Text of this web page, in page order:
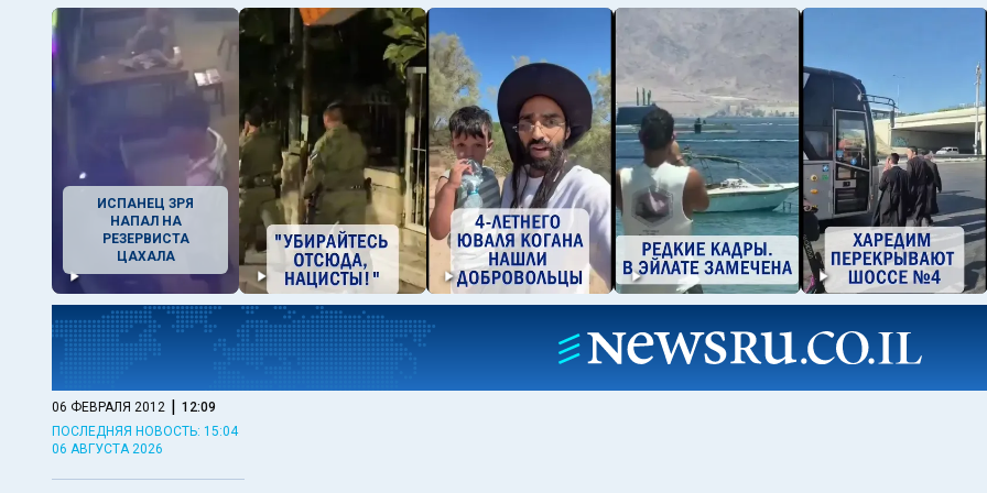
ИСПАНЕЦ ЗРЯ
НАПАЛ НА
РЕЗЕРВИСТА
ЦАХАЛА
06 ФЕВРАЛЯ 2012 | 12:09
ПОСЛЕДНЯЯ НОВОСТЬ: 15:04
06 АВГУСТА 2026